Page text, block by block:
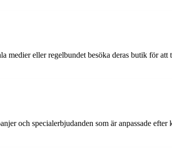
medier eller regelbundet besöka deras butik för att
och specialerbjudanden som är anpassade efter